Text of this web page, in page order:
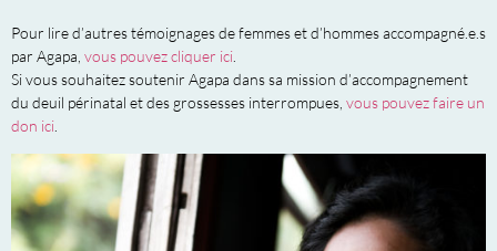
Pour lire d’autres témoignages de femmes et d’hommes accompagné.e.s
par Agapa, vous pouvez cliquer ici
Si vous souhaitez soutenir Agapa dans sa mission d’accompagnement
du deuil périnatal et des grossesses interrompues, vous pouvez faire un
don ici